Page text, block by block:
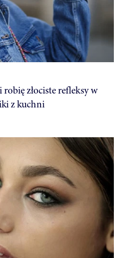
złociste refleksy w
z kuchni